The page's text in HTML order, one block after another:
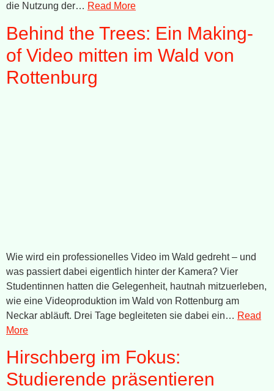
die Nutzung der… Read More
Behind the Trees: Ein Making-
of Video mitten im Wald von
Rottenburg
Wie wird ein professionelles Video im Wald gedreht – und
was passiert dabei eigentlich hinter der Kamera? Vier
Studentinnen hatten die Gelegenheit, hautnah mitzuerleben,
wie eine Videoproduktion im Wald von Rottenburg am
Neckar abläuft. Drei Tage begleiteten sie dabei ein… Read
More
Hirschberg im Fokus:
Studierende präsentieren